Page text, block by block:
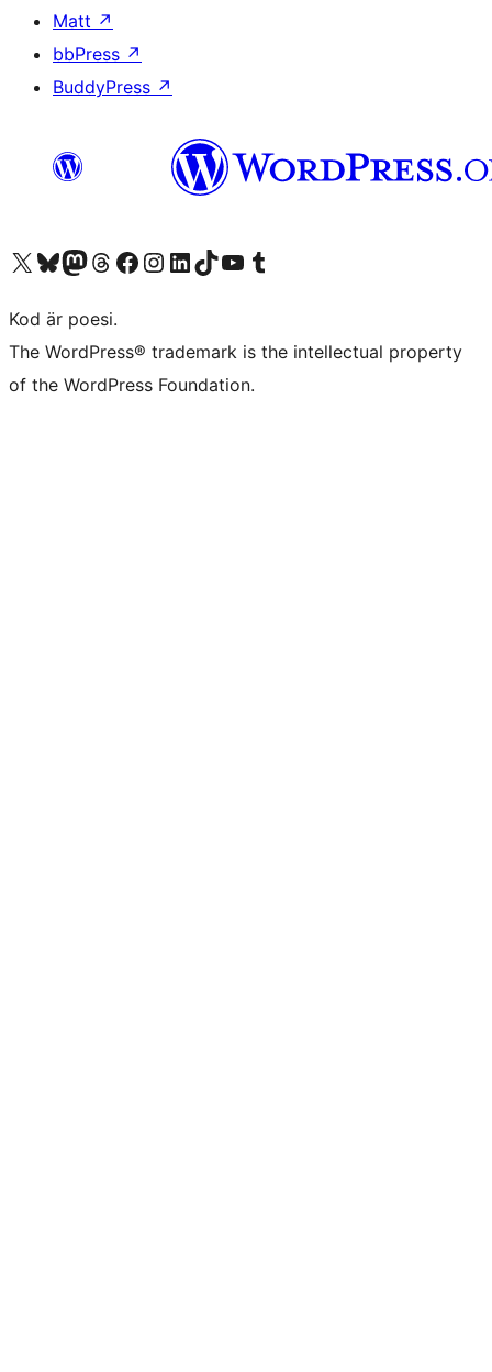
Matt ↗
bbPress ↗
BuddyPress ↗
Besök vår X-konto (f.d. Twitter)
Besök vårt Bluesky-konto
Besök vårt Mastodon-konto
Besök vårt Thread-konto
Besök vår Facebook-sidaBesök vårt Instagram-konto
Besök vårt LinkedIn-konto
Besök vårt TikTok-konto
Besök vår YouTube-kanalBesök vårt Tumblr-konto
Kod är poesi.
The WordPress® trademark is the intellectual property
of the WordPress Foundation.